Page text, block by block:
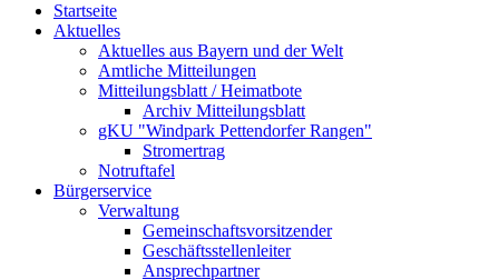
Startseite
Aktuelles
Aktuelles aus Bayern und der Welt
Amtliche Mitteilungen
Mitteilungsblatt / Heimatbote
Archiv Mitteilungsblatt
gKU "Windpark Pettendorfer Rangen"
Stromertrag
Notruftafel
Bürgerservice
Verwaltung
Gemeinschaftsvorsitzender
Geschäftsstellenleiter
Ansprechpartner